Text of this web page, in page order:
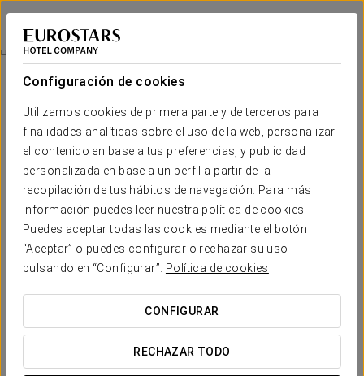
Configuración de cookies
Utilizamos cookies de primera parte y de terceros para
finalidades analíticas sobre el uso de la web, personalizar
el contenido en base a tus preferencias, y publicidad
personalizada en base a un perfil a partir de la
recopilación de tus hábitos de navegación. Para más
información puedes leer nuestra política de cookies.
Puedes aceptar todas las cookies mediante el botón
“Aceptar” o puedes configurar o rechazar su uso
pulsando en “Configurar”.
Política de cookies
CONFIGURAR
RECHAZAR TODO
Eurostars Sitges
BARCELONA - SITGES
Oasis Gourmet
90 €
Oasis gourmet
Disfruta de una experiencia única en un entorno idílico con
esta magnífica experiencia.
Incluye: